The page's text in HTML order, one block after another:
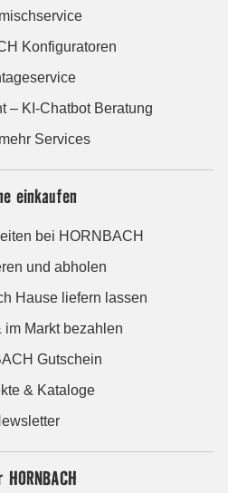
Konfiguratoren
– KI-Chatbot Beratung
Services
einkaufen
bei HORNBACH
und abholen
Hause liefern lassen
im Markt bezahlen
Gutschein
& Kataloge